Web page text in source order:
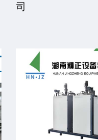
司